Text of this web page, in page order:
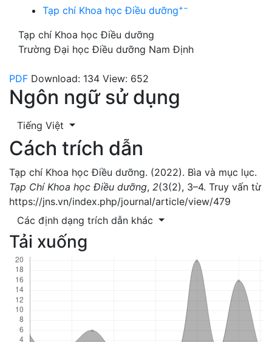
Tạp chí Khoa học Điều dưỡng+−
Tạp chí Khoa học Điều dưỡng
Trường Đại học Điều dưỡng Nam Định
PDF Download: 134 View: 652
Ngôn ngữ sử dụng
Tiếng Việt
Cách trích dẫn
Tạp chí Khoa học Điều dưỡng. (2022). Bìa và mục lục.
Tạp Chí Khoa học Điều dưỡng, 2(3(2), 3–4. Truy vấn từ
https://jns.vn/index.php/journal/article/view/479
Các định dạng trích dẫn khác
Tải xuống